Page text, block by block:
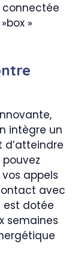
connectée
»
intègre un
d’atteindre
appels
avec
est dotée
semaines